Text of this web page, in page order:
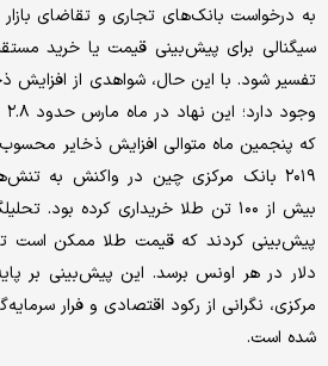
به درخواست بانک‌های تجاری و تقاضای بازار
سیگنالی برای پیش‌بینی قیمت یا خرید
تفسیر شود. با این حال، شواهدی از افزایش
که پنجمین ماه متوالی افزایش ذخایر
۲۰۱۹ بانک مرکزی چین در واکنش به
بیش از ۱۰۰ تن طلا خریداری کرده
دلار در هر اونس برسد. این پیش‌بینی بر
مرکزی، نگرانی از رکود اقتصادی و فرار
شده است.